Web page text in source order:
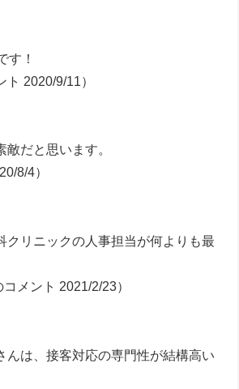
す！
ト 2020/9/11）
だと思います。
8/4）
クリニックの人事担当が何よりも最
メント 2021/2/23）
んは、接客対応の専門性が結構高い